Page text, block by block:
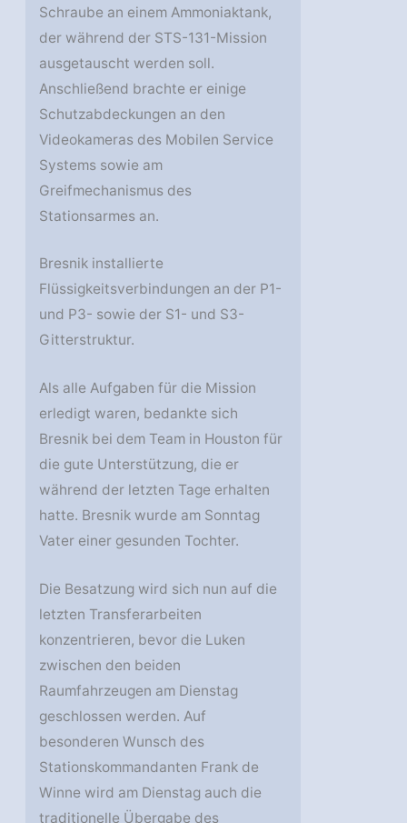
Schraube an einem Ammoniaktank,
der während der STS-131-Mission
ausgetauscht werden soll.
Anschließend brachte er einige
Schutzabdeckungen an den
Videokameras des Mobilen Service
Systems sowie am
Greifmechanismus des
Stationsarmes an.
Bresnik installierte
Flüssigkeitsverbindungen an der P1-
und P3- sowie der S1- und S3-
Gitterstruktur.
Als alle Aufgaben für die Mission
erledigt waren, bedankte sich
Bresnik bei dem Team in Houston für
die gute Unterstützung, die er
während der letzten Tage erhalten
hatte. Bresnik wurde am Sonntag
Vater einer gesunden Tochter.
Die Besatzung wird sich nun auf die
letzten Transferarbeiten
konzentrieren, bevor die Luken
zwischen den beiden
Raumfahrzeugen am Dienstag
geschlossen werden. Auf
besonderen Wunsch des
Stationskommandanten Frank de
Winne wird am Dienstag auch die
traditionelle Übergabe des